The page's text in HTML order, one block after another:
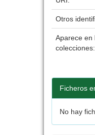
Otros
Aparece en
colecciones:
Ficheros
No hay